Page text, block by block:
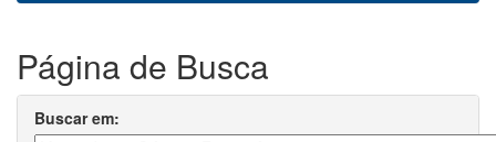
Página de Busca
Buscar em: